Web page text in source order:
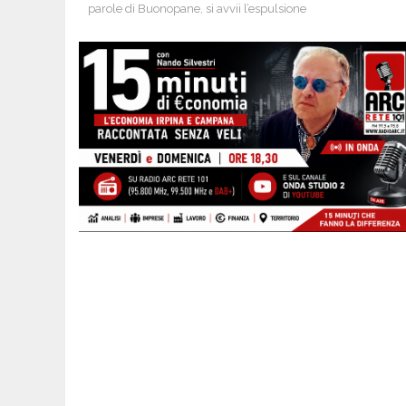
parole di Buonopane, si avvii l’espulsione